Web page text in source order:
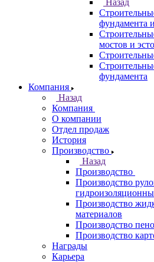
Назад
фундамента
мостов и
фундамента
Компания
Назад
Компания
О компании
Отдел продаж
История
Производство
Назад
Производство
Производство
Производство
материалов
Производство
Производство
Награды
Карьера